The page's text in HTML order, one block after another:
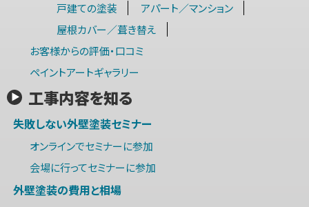
戸建ての塗装
アパート／マンション
屋根カバー／葺き替え
お客様からの評価・口コミ
ペイントアートギャラリー
工事内容を知る
失敗しない外壁塗装セミナー
オンラインでセミナーに参加
会場に行ってセミナーに参加
外壁塗装の費用と相場